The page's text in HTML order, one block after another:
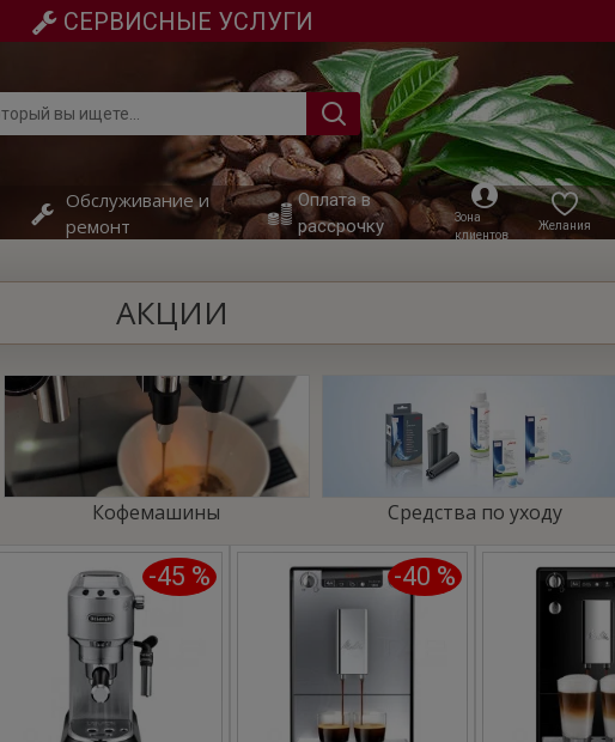
СЕРВИСНЫЕ УСЛУГИ
Обслуживание и
ремонт
Оплата в
рассрочку
Зона
клиентов
Желания
АКЦИИ
Кофемашины Средства по уходу
-45 % -40 %